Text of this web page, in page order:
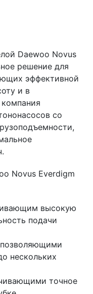
Daewoo Novus
решение для
эффективной
и в
со
Novus Everdigm
высокую
подачи
позволяющими
нескольких
точное